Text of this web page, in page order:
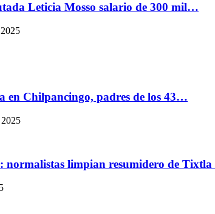
Leticia Mosso salario de 300 mil…
en Chilpancingo, padres de los 43…
normalistas limpian resumidero de Tixtla